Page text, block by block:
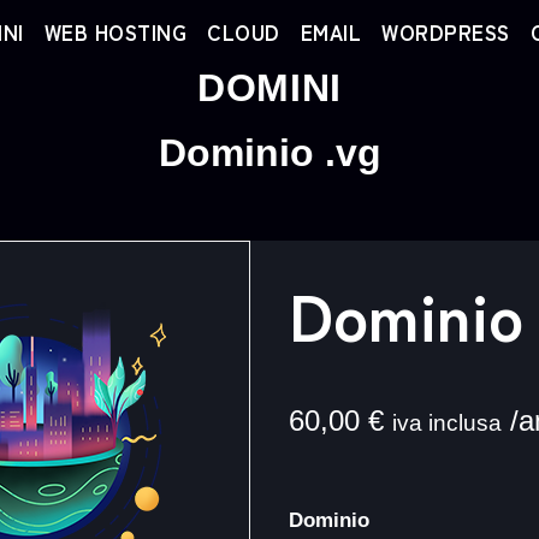
WEB HOSTING CLOUD EMAIL WORDPRESS
DOMINI
Dominio .vg
60,00 € iva inclusa /
Dominio